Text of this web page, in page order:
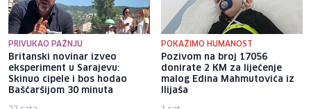
PRIVUKAO PAŽNJU
Britanski novinar izveo
eksperiment u Sarajevu:
Skinuo cipele i bos hodao
Baščaršijom 30 minuta
POKAŽIMO HUMANOST
Pozivom na broj 17056
donirate 2 KM za liječenje
malog Edina Mahmutovića iz
Ilijaša